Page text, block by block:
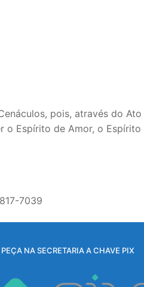
pois, através do
o Espírito de Amor, o
7039
PEÇA NA SECRETARIA A CHAVE PIX